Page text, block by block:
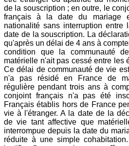
de la souscription ; en outre, le
français à la date du mariage
nationalité sans interruption
date de la souscription. La
qu'après un délai de 4 ans à
condition que la communauté
matérielle n'ait pas cessé entre les
Ce délai de communauté de vie
n'a pas résidé en France de
régulière pendant trois ans à
conjoint français n'a pas été
Français établis hors de France
vie à l'étranger. A la date de la
de vie tant affective que
interrompue depuis la date du
réduite à une simple